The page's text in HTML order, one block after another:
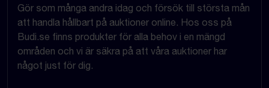
Gör som många andra idag och försök till största mån
att handla hållbart på auktioner online. Hos oss på
Budi.se finns produkter för alla behov i en mängd
områden och vi är säkra på att våra auktioner har
något just för dig.